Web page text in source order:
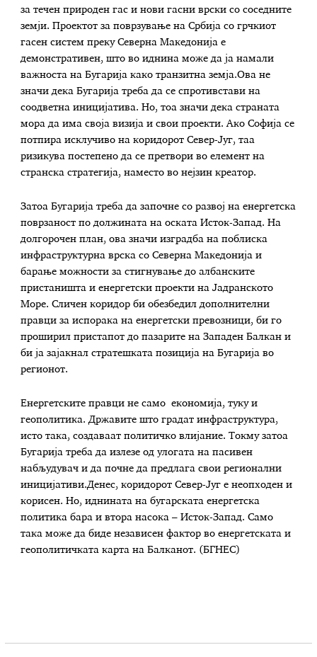
за течен природен гас и нови гасни врски со соседните
земји. Проектот за поврзување на Србија со грчкиот
гасен систем преку Северна Македонија е
демонстративен, што во иднина може да ја намали
важноста на Бугарија како транзитна земја.Ова не
значи дека Бугарија треба да се спротивстави на
соодветна иницијатива. Но, тоа значи дека страната
мора да има своја визија и свои проекти. Ако Софија се
потпира исклучиво на коридорот Север-Југ, таа
ризикува постепено да се претвори во елемент на
странска стратегија, наместо во нејзин креатор.
Затоа Бугарија треба да започне со развој на енергетска
поврзаност по должината на оската Исток-Запад. На
долгорочен план, ова значи изградба на поблиска
инфраструктурна врска со Северна Македонија и
барање можности за стигнување до албанските
пристаништа и енергетски проекти на Јадранското
Море. Сличен коридор би обезбедил дополнителни
правци за испорака на енергетски превозници, би го
проширил пристапот до пазарите на Западен Балкан и
би ја зајакнал стратешката позиција на Бугарија во
регионот.
Енергетските правци не само економија, туку и
геополитика. Државите што градат инфраструктура,
исто така, создаваат политичко влијание. Токму затоа
Бугарија треба да излезе од улогата на пасивен
набљудувач и да почне да предлага свои регионални
иницијативи.Денес, коридорот Север-Југ е неопходен и
корисен. Но, иднината на бугарската енергетска
политика бара и втора насока – Исток-Запад. Само
такa може да биде независен фактор во енергетската и
геополитичката карта на Балканот. (БГНЕС)